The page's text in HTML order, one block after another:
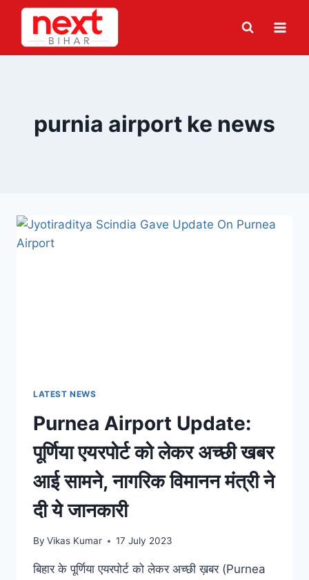
Skip
content
purnia airport ke news
LATEST NEWS
Purnea Airport Update:
पूर्णिया एयरपोर्ट को लेकर अच्छी खबर
आई सामने, नागरिक विमानन मंत्री ने
दी ये जानकारी
By Vikas Kumar 17 July 2023
बिहार के पूर्णिया एयरपोर्ट को लेकर अच्छी ख़बर (Purnea